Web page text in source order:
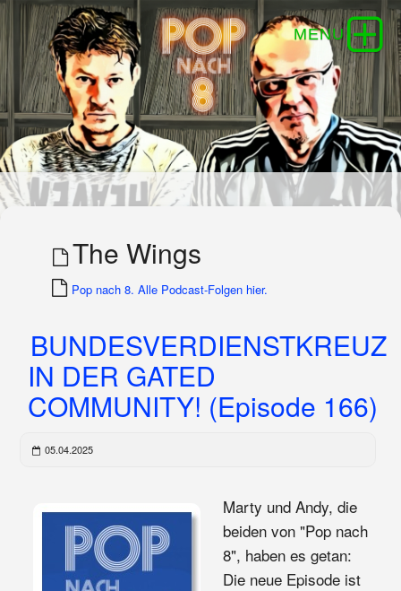
The Wings
Pop nach 8. Alle Podcast-Folgen hier.
BUNDESVERDIENSTKREUZ
IN DER GATED
COMMUNITY! (Episode 166)
05.04.2025
Marty und Andy, die
beiden von "Pop nach
8", haben es getan:
Die neue Episode ist